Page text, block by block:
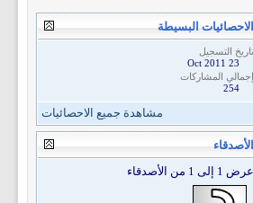
الاحصائيات البسيطة
تاريخ التسجيل
23 Oct 2011
إجمالي المشاركات
254
مشاهدة جميع الاحصائيات
الأصدقاء
عرض 1 إلى 1 من الأصدقاء